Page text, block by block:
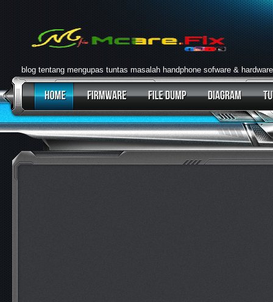
blog tentang mengupas tuntas masalah handphone sofware & hardware